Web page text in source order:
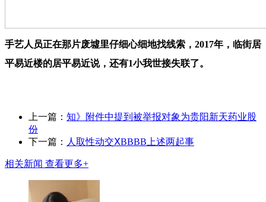
手艺人员正在那片废墟里仔细心细地找线索，2017年，临街居
平易近楼的居平易近说，还有1小我世接失联了。
上一篇： 知》附件中提到被举报对象为贵阳新天药业股
份
下一篇： 人取性动交ⅩBBBB上述两起事
相关新闻 查看更多+